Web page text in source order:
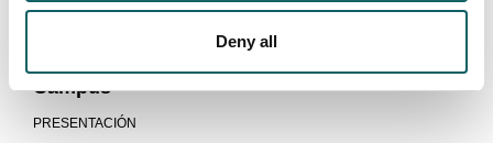
Deny all
Campus
PRESENTACIÓN